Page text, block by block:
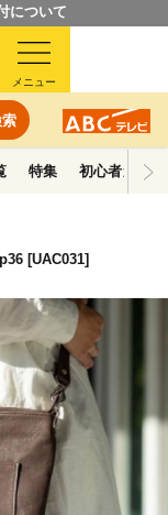
について
メニュー
特集 初心者ガイド
[UAC031]